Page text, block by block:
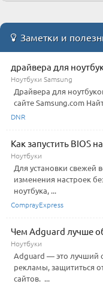
Заметки и
драйвера для
Ноутбуки Samsung
Драйвера для
сайте Samsung.com
DNR
Как запустить BIOS
Ноутбуки
Для установки свежей
изменения настроек
ноутбука, ...
ComprayExpress
Чем Adguard лучше
Ноутбуки
Adguard — это лучший
рекламы, защититься
сайтов. ...